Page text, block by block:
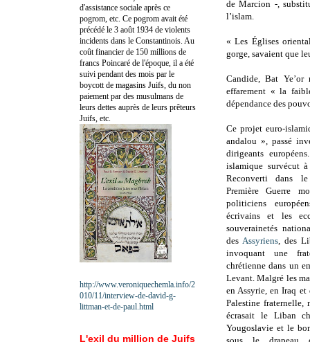
de Marcion -,
l’islam.
« Les Églises
gorge, savaient que
Candide, Bat Ye’or
effarement « la
dépendance des
Ce projet euro-
andalou », passé
dirigeants
islamique survécut
Reconverti dans
Première Guerre
politiciens
écrivains et les
souverainetés
des Assyriens, des
invoquant une
chrétienne dans un
Levant. Malgré les
en Assyrie, en Iraq
Palestine
écrasait le Liban
Yougoslavie et le
d'assistance sociale après ce
pogrom, etc. Ce pogrom avait été
précédé le 3 août 1934 de violents
incidents dans le Constantinois. Au
coût financier de 150 millions de
francs Poincaré de l'époque, il a été
suivi pendant des mois par le
boycott de magasins Juifs, du non
paiement par des musulmans de
leurs dettes auprès de leurs prêteurs
Juifs, etc.
http://www.veroniquechemla.info/2
010/11/interview-de-david-g-
littman-et-de-paul.html
L'exil du million de Juifs